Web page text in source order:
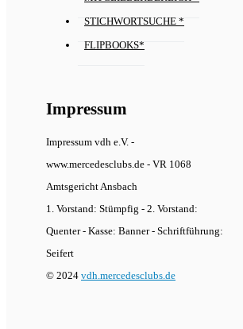
STICHWORTSUCHE *
FLIPBOOKS*
Impressum
Impressum vdh e.V. -
www.mercedesclubs.de - VR 1068
Amtsgericht Ansbach
1. Vorstand: Stümpfig - 2. Vorstand:
Quenter - Kasse: Banner - Schriftführung:
Seifert
© 2024 vdh.mercedesclubs.de